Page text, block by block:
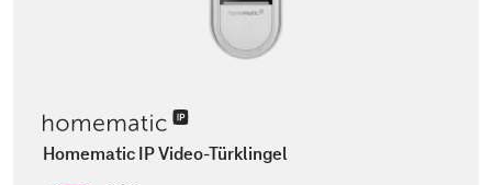
Homematic IP Video-Türklingel